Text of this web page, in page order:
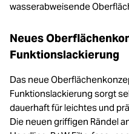
wasserabweisende
Neues
Funktionslackierung
Das neue
Funktionslackierung sorgt
dauerhaft für leichtes und
Die neuen griffigen Rändel